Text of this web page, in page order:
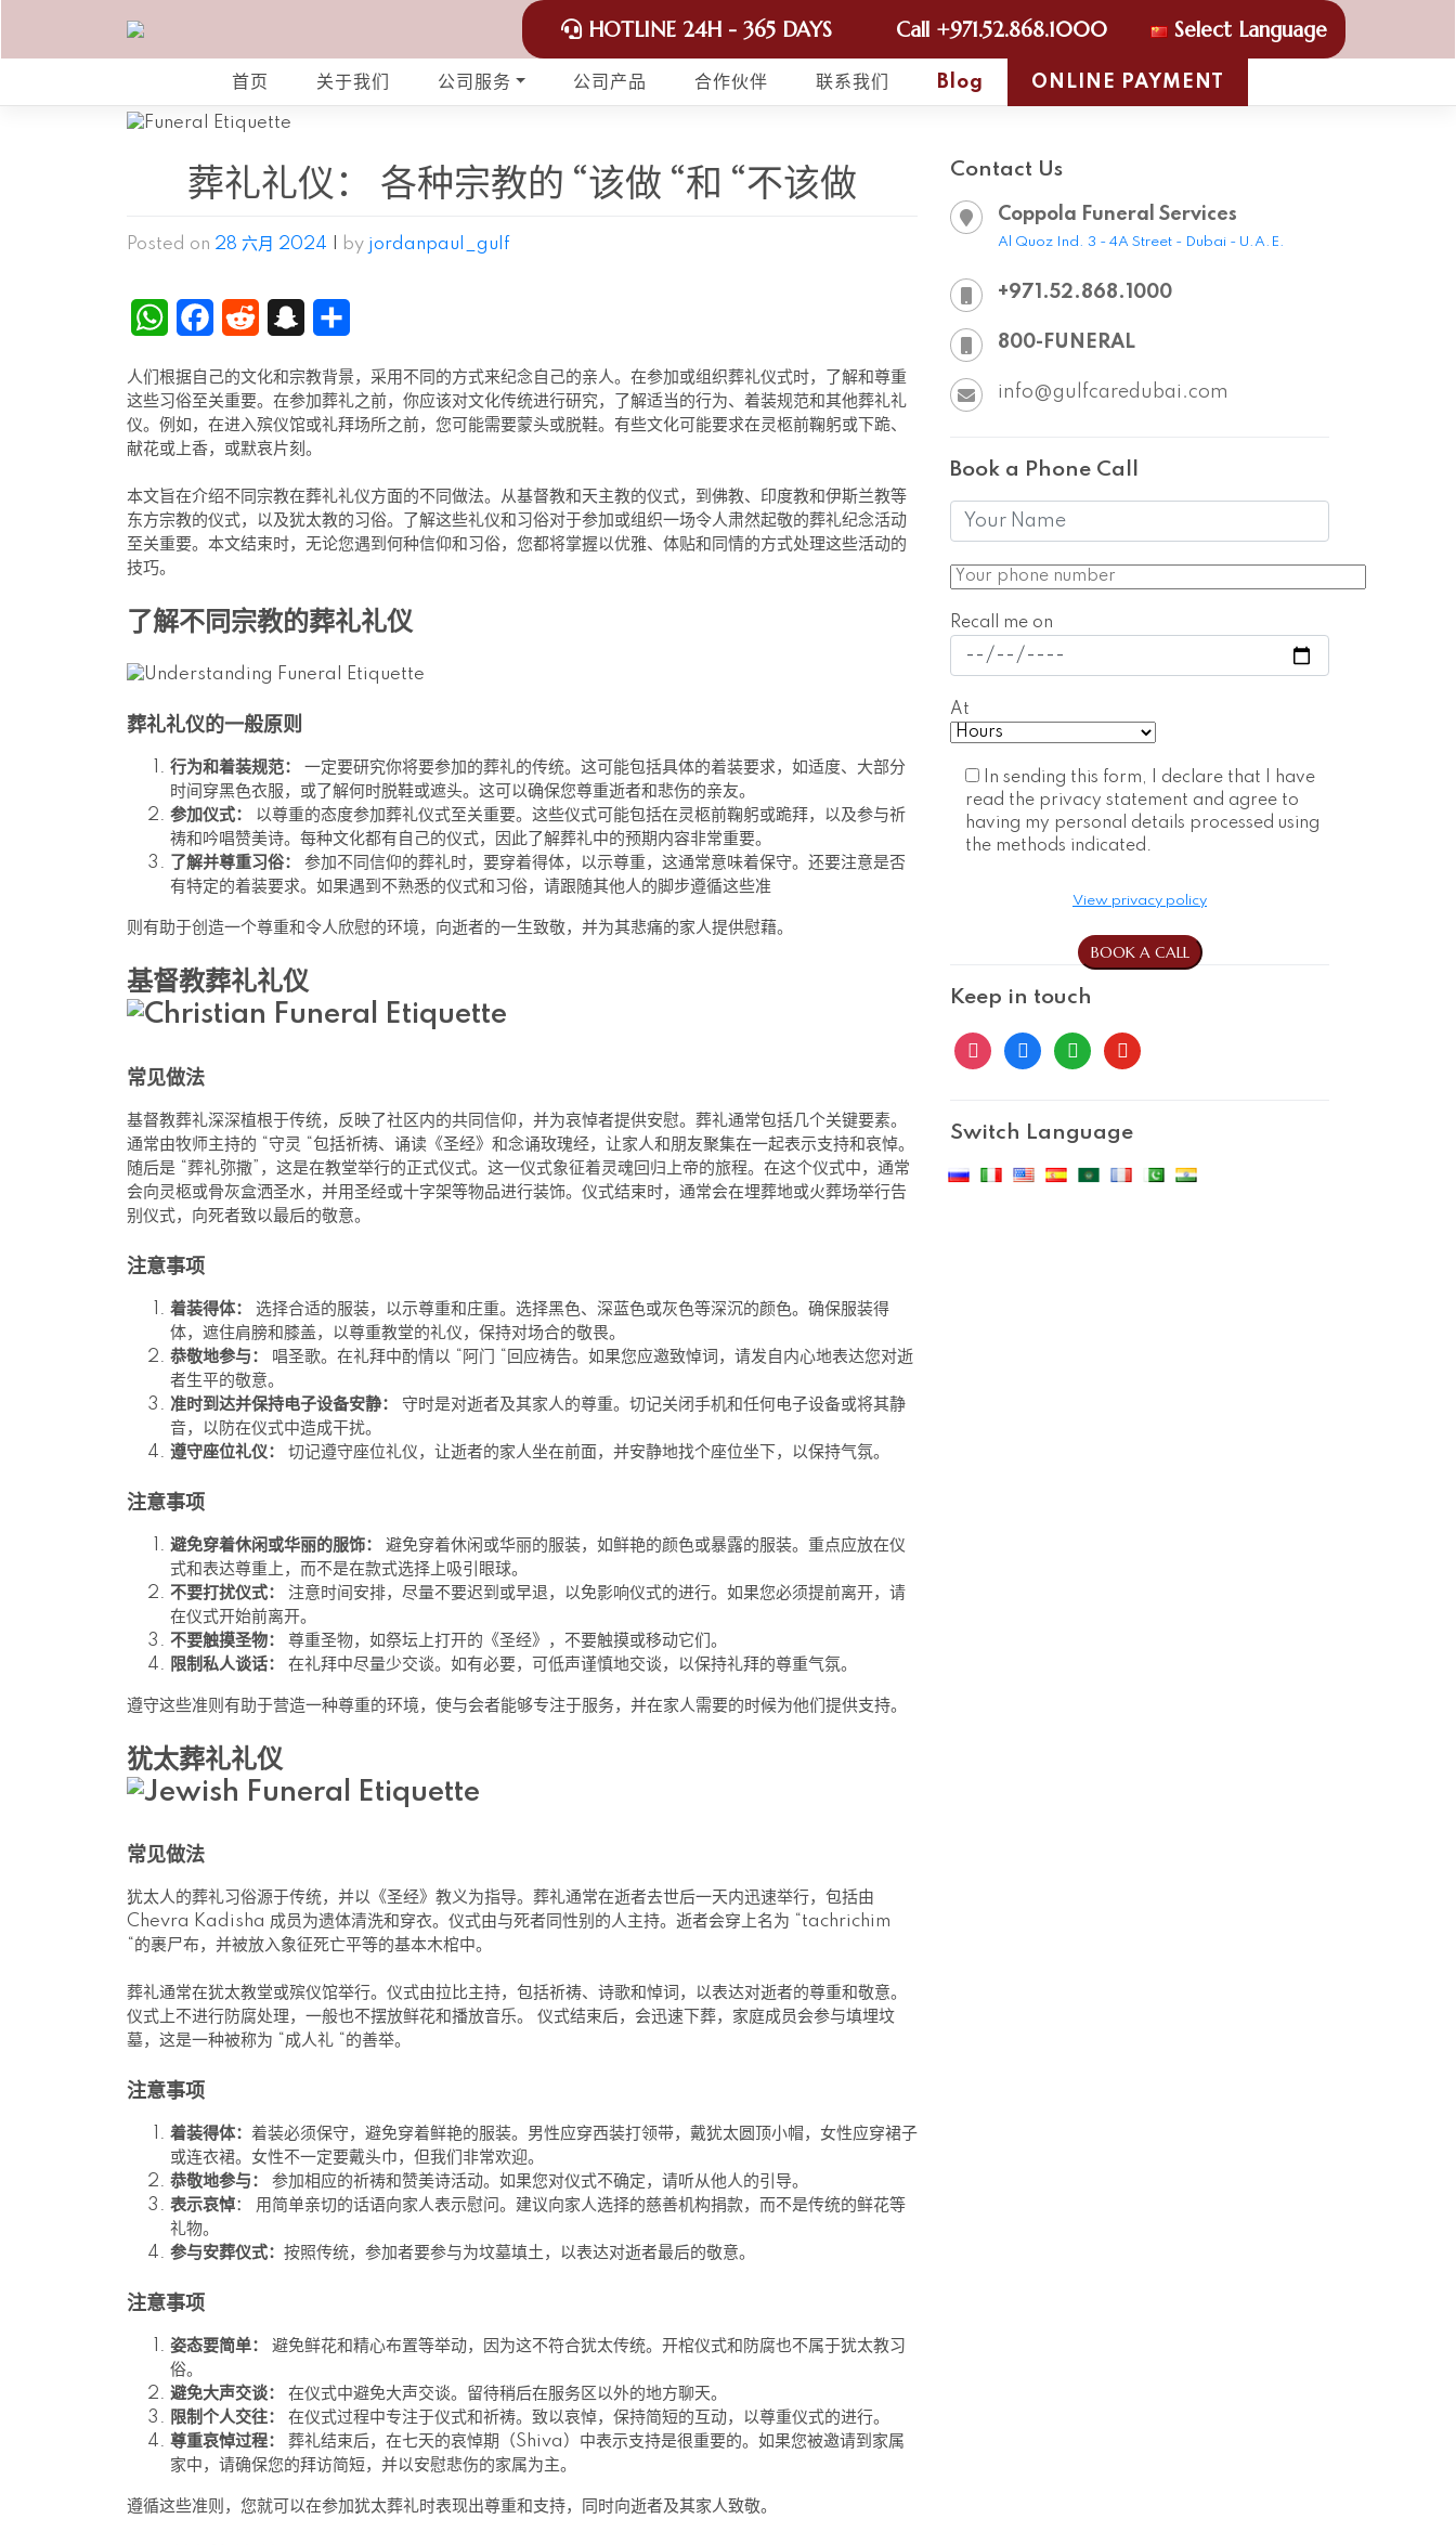
content
HOTLINE 24H - 365 DAYS Call +971.52.868.1000 Select Language
首页 关于我们 公司服务 公司产品 合作伙伴 联系我们 Blog ONLINE PAYMENT
葬礼礼仪： 各种宗教的 “该做 “和 “不该做
Posted on 28 六月 2024 by jordanpaul_gulf
WhatsAppFacebook
Reddit Snapchat
人们根据自己的文化和宗教背景，采用不同的方式来纪念自己的亲人。在参加或组织葬礼仪式时，了解和尊重
这些习俗至关重要。在参加葬礼之前，你应该对文化传统进行研究，了解适当的行为、着装规范和其他葬礼礼
仪。例如，在进入殡仪馆或礼拜场所之前，您可能需要蒙头或脱鞋。有些文化可能要求在灵柩前鞠躬或下跪、
献花或上香，或默哀片刻。
本文旨在介绍不同宗教在葬礼礼仪方面的不同做法。从基督教和天主教的仪式，到佛教、印度教和伊斯兰教等
东方宗教的仪式，以及犹太教的习俗。了解这些礼仪和习俗对于参加或组织一场令人肃然起敬的葬礼纪念活动
至关重要。本文结束时，无论您遇到何种信仰和习俗，您都将掌握以优雅、体贴和同情的方式处理这些活动的
技巧。
了解不同宗教的葬礼礼仪
葬礼礼仪的一般原则
行为和着装规范：
一定要研究你将要参加的葬礼的传统。这可能包括具体的着装要求，如适度、大部分
时间穿黑色衣服，或了解何时脱鞋或遮头。这可以确保您尊重逝者和悲伤的亲友。
参加仪式：
以尊重的态度参加葬礼仪式至关重要。这些仪式可能包括在灵柩前鞠躬或跪拜，以及参与祈
祷和吟唱赞美诗。每种文化都有自己的仪式，因此了解葬礼中的预期内容非常重要。
了解并尊重习俗：
参加不同信仰的葬礼时，要穿着得体，以示尊重，这通常意味着保守。还要注意是否
有特定的着装要求。如果遇到不熟悉的仪式和习俗，请跟随其他人的脚步遵循这些准
则有助于创造一个尊重和令人欣慰的环境，向逝者的一生致敬，并为其悲痛的家人提供慰藉。
基督教葬礼礼仪
常见做法
基督教葬礼深深植根于传统，反映了社区内的共同信仰，并为哀悼者提供安慰。葬礼通常包括几个关键要素。
通常由牧师主持的 “守灵 “包括祈祷、诵读《圣经》和念诵玫瑰经，让家人和朋友聚集在一起表示支持和哀悼。
随后是 “葬礼弥撒”，这是在教堂举行的正式仪式。这一仪式象征着灵魂回归上帝的旅程。在这个仪式中，通常
会向灵柩或骨灰盒洒圣水，并用圣经或十字架等物品进行装饰。仪式结束时，通常会在埋葬地或火葬场举行告
别仪式，向死者致以最后的敬意。
注意事项
着装得体：
选择合适的服装，以示尊重和庄重。选择黑色、深蓝色或灰色等深沉的颜色。确保服装得
体，遮住肩膀和膝盖，以尊重教堂的礼仪，保持对场合的敬畏。
恭敬地参与：
唱圣歌。在礼拜中酌情以 “阿门 “回应祷告。如果您应邀致悼词，请发自内心地表达您对逝
者生平的敬意。
准时到达并保持电子设备安静：
守时是对逝者及其家人的尊重。切记关闭手机和任何电子设备或将其静
音，以防在仪式中造成干扰。
遵守座位礼仪：
切记遵守座位礼仪，让逝者的家人坐在前面，并安静地找个座位坐下，以保持气氛。
注意事项
避免穿着休闲或华丽的服饰：
避免穿着休闲或华丽的服装，如鲜艳的颜色或暴露的服装。重点应放在仪
式和表达尊重上，而不是在款式选择上吸引眼球。
不要打扰仪式：
注意时间安排，尽量不要迟到或早退，以免影响仪式的进行。如果您必须提前离开，请
在仪式开始前离开。
不要触摸圣物：
尊重圣物，如祭坛上打开的《圣经》，不要触摸或移动它们。
限制私人谈话：
在礼拜中尽量少交谈。如有必要，可低声谨慎地交谈，以保持礼拜的尊重气氛。
遵守这些准则有助于营造一种尊重的环境，使与会者能够专注于服务，并在家人需要的时候为他们提供支持。
犹太葬礼礼仪
常见做法
犹太人的葬礼习俗源于传统，并以《圣经》教义为指导。葬礼通常在逝者去世后一天内迅速举行，包括由
Chevra Kadisha 成员为遗体清洗和穿衣。仪式由与死者同性别的人主持。逝者会穿上名为 “tachrichim
“的裹尸布，并被放入象征死亡平等的基本木棺中。
葬礼通常在犹太教堂或殡仪馆举行。仪式由拉比主持，包括祈祷、诗歌和悼词，以表达对逝者的尊重和敬意。
仪式上不进行防腐处理，一般也不摆放鲜花和播放音乐。 仪式结束后，会迅速下葬，家庭成员会参与填埋坟
墓，这是一种被称为 “成人礼 “的善举。
注意事项
着装得体： 着装必须保守，避免穿着鲜艳的服装。男性应穿西装打领带，戴犹太圆顶小帽，女性应穿裙子
或连衣裙。女性不一定要戴头巾，但我们非常欢迎。
恭敬地参与：
参加相应的祈祷和赞美诗活动。如果您对仪式不确定，请听从他人的引导。
表示哀悼： 用简单亲切的话语向家人表示慰问。建议向家人选择的慈善机构捐款，而不是传统的鲜花等
礼物。
参与安葬仪式： 按照传统，参加者要参与为坟墓填土，以表达对逝者最后的敬意。
注意事项
姿态要简单：
避免鲜花和精心布置等举动，因为这不符合犹太传统。开棺仪式和防腐也不属于犹太教习
俗。
避免大声交谈：
在仪式中避免大声交谈。留待稍后在服务区以外的地方聊天。
限制个人交往：
在仪式过程中专注于仪式和祈祷。致以哀悼，保持简短的互动，以尊重仪式的进行。
尊重哀悼过程：
葬礼结束后，在七天的哀悼期（Shiva）中表示支持是很重要的。如果您被邀请到家属
家中，请确保您的拜访简短，并以安慰悲伤的家属为主。
遵循这些准则，您就可以在参加犹太葬礼时表现出尊重和支持，同时向逝者及其家人致敬。
Contact Us
Coppola Funeral Services
Al Quoz Ind. 3 - 4A Street - Dubai - U.A.E.
+971.52.868.1000
800-FUNERAL
info@gulfcaredubai.com
Book a Phone Call
Recall me on
At
In sending this form, I declare that I have
read the privacy statement and agree to
having my personal details processed using
the methods indicated.
View privacy policy
Keep in touch
instagramfacebookwhatsapp
youtube
Switch Language